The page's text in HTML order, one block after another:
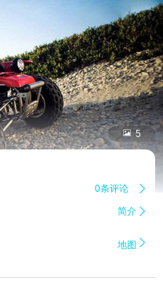
 5
0条评论 
简介 
地图 